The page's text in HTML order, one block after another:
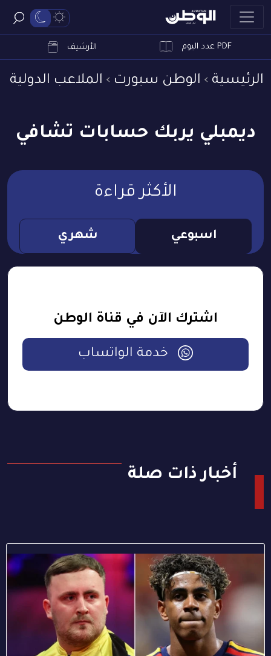
PDF عدد اليوم الأرشيف
الرئيسية الوطن سبورت الملاعب الدولية
ديمبلي يربك حسابات تشافي
الأكثر قراءة
اسبوعي شهري
اشترك الآن في قناة الوطن
خدمة الواتساب
أخبار ذات صلة